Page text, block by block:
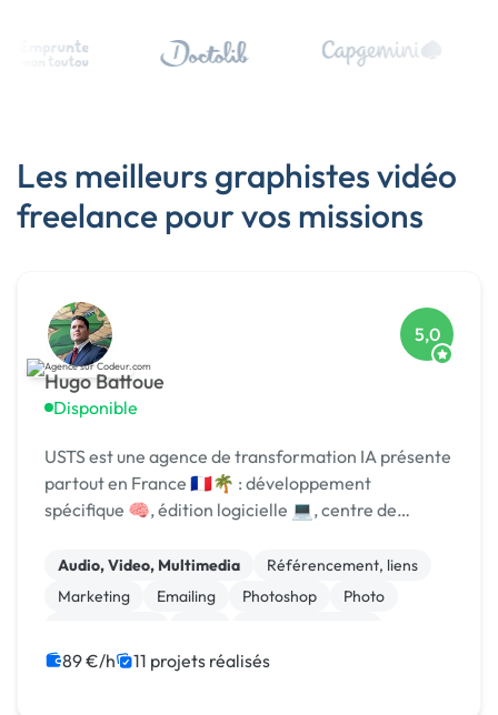
Les meilleurs graphistes vidéo
freelance pour vos missions
Hugo Battoue
Disponible
5,0
USTS est une agence de transformation IA présente
partout en France 🇫🇷🌴 : développement
spécifique 🧠, édition logicielle 💻, centre de
MASQUÉE] 🏆 !
Audio, Video, Multimedia
Référencement, liens
Marketing
Emailing Photoshop
Photo
Boutons
89 €/h 11 projets réalisés